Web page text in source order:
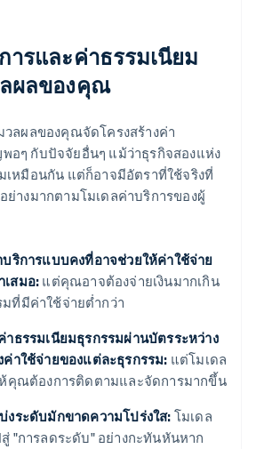
ารและค่าธรรมเนียม
ผลของคุณ
ลผลของคุณจัดโครงสร้างค่า
อๆ กับปัจจัยอื่นๆ แม้ว่าธุรกิจสองแห่ง
เหมือนกัน แต่ก็อาจมีอัตราที่ใช้จริงที่
ย่างมากตามโมเดลค่าบริการของผู้
ริการแบบคงที่อาจช่วยให้ค่าใช้จ่าย
สมอ: แต่คุณอาจต้องจ่ายเงินมากเกิน
ที่มีค่าใช้จ่ายต่ำกว่า
ธรรมเนียมธุรกรรมผ่านบัตรระหว่าง
าใช้จ่ายของแต่ละธุรกรรม: แต่โมเดล
ห้คุณต้องการติดตามและจัดการมากขึ้น
งระดับมักขาดความโปร่งใส: โมเดล
"การลดระดับ" อย่างกะทันหันหาก